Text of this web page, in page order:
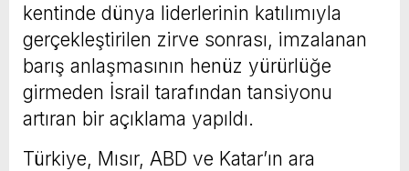
kentinde dünya liderlerinin katılımıyla
gerçekleştirilen zirve sonrası, imzalanan
barış anlaşmasının henüz yürürlüğe
girmeden İsrail tarafından tansiyonu
artıran bir açıklama yapıldı.
Türkiye, Mısır, ABD ve Katar’ın ara